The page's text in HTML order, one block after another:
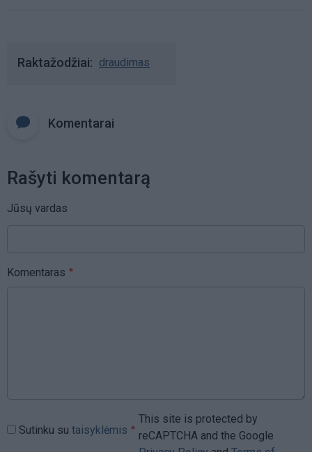
Raktažodžiai draudimas
Komentarai
Rašyti komentarą
Jūsų vardas
Komentaras
Sutinku su taisyklėmis
This site is protected by
reCAPTCHA and the Google